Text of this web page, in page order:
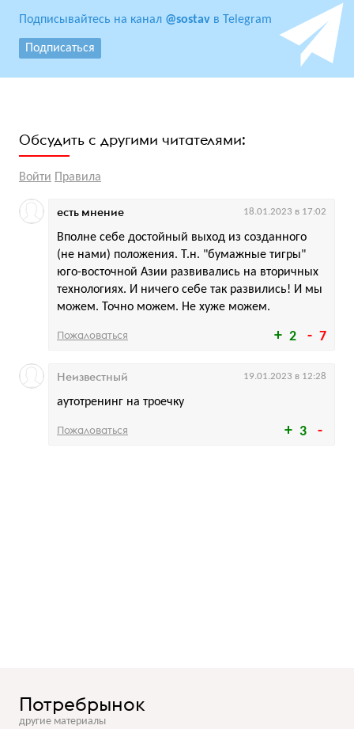
Подписывайтесь на канал @sostav в Telegram
Подписаться
Обсудить с другими читателями:
Войти Правила
2 7
Вполне себе достойный выход из созданного
(не нами) положения. Т.н. "бумажные тигры"
юго-восточной Азии развивались на вторичных
технологиях. И ничего себе так развились! И мы
можем. Точно можем. Не хуже можем.
есть мнение 18.01.2023 в 17:02
Пожаловаться
3
аутотренинг на троечку
Неизвестный 19.01.2023 в 12:28
Пожаловаться
Потребрынок
другие материалы